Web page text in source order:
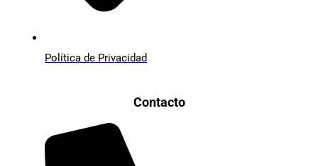
Política de Privacidad
Contacto